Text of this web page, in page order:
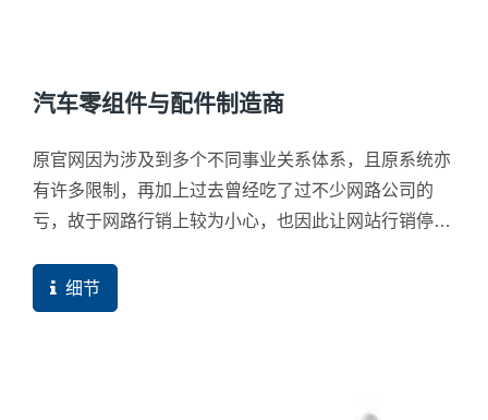
汽车零组件与配件制造商
原官网因为涉及到多个不同事业关系体系，且原系统亦
有许多限制，再加上过去曾经吃了过不少网路公司的
亏，故于网路行销上较为小心，也因此让网站行销停滞
细节